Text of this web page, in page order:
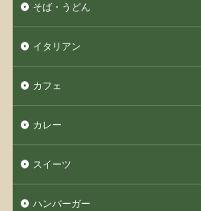
そば・うどん
イタリアン
カフェ
カレー
スイーツ
ハンバーガー